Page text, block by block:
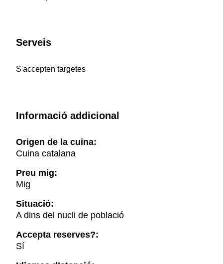
Serveis
S'accepten targetes
Informació addicional
Origen de la cuina:
Cuina catalana
Preu mig:
Mig
Situació:
A dins del nucli de població
Accepta reserves?:
Sí